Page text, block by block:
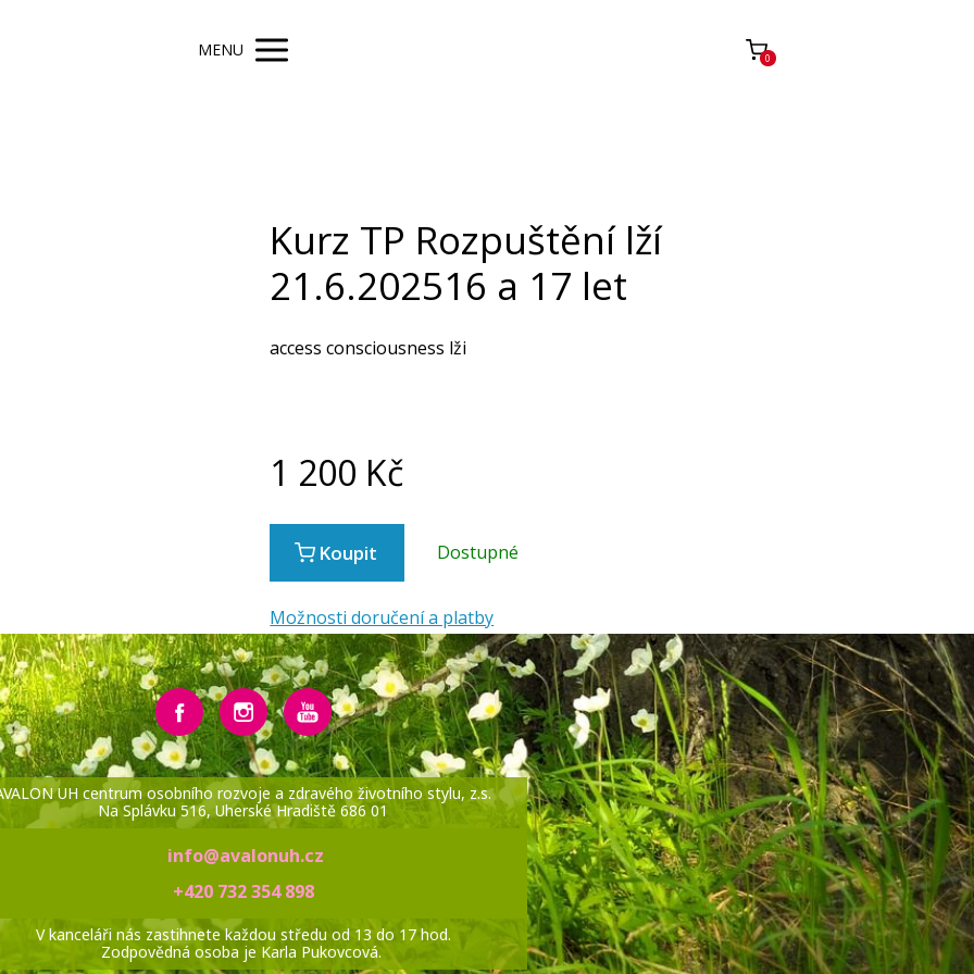
MENU 0
Kurz TP Rozpuštění lží
21.6.202516 a 17 let
access consciousness lži
1 200 Kč
Koupit Dostupné
Možnosti doručení a platby
UH centrum osobního rozvoje a zdravého životního stylu, z.s.
Na Splávku 516, Uherské Hradiště 686 01
info@avalonuh.cz
+420 732 354 898
V kanceláři nás zastihnete každou středu od 13 do 17 hod.
Zodpovědná osoba je Karla Pukovcová.